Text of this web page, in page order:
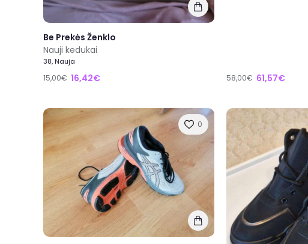
Be Prekės Ženklo
Nauji kedukai
38, Nauja
15,00€ 16,42€ 58,00€ 61,57€
0